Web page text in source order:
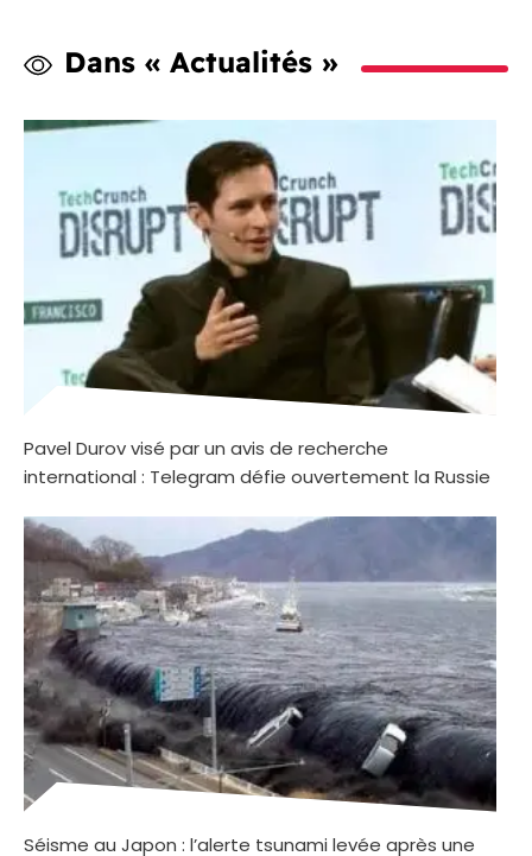
Dans « Actualités »
Pavel Durov visé par un avis de recherche
international : Telegram défie ouvertement la Russie
Séisme au Japon : l’alerte tsunami levée après une